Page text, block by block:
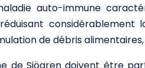
auto-immune
de débris
de Sjögren doivent être